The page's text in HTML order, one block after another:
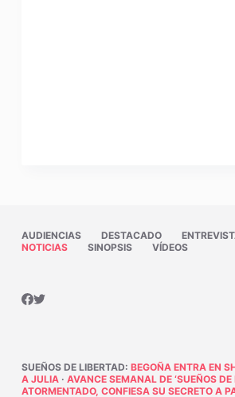
AUDIENCIAS DESTACADO
NOTICIAS
SINOPSIS VÍDEOS
SUEÑOS DE LIBERTAD: BEGOÑA ENTRA EN
A JULIA· AVANCE SEMANAL DE ‘SUEÑOS DE
ATORMENTADO, CONFIESA SU SECRETO A